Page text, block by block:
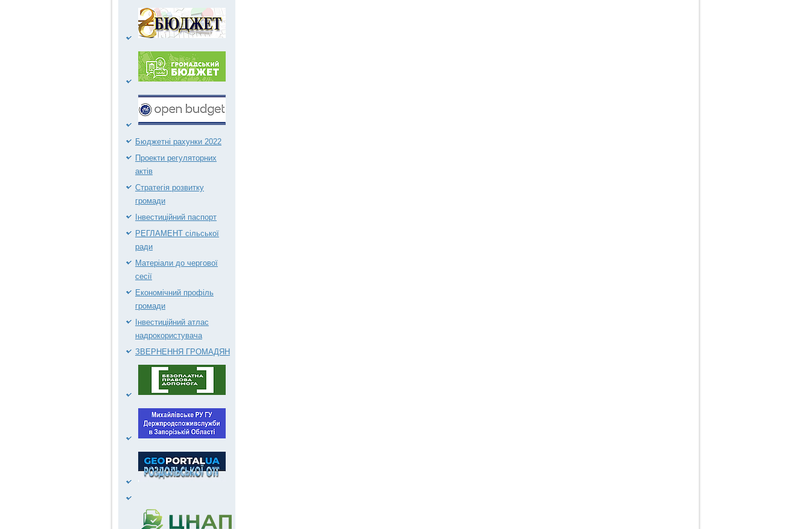
Бюджетні рахунки 2022
Проекти регуляторних
актів
Стратегія розвитку
громади
Інвестиційний паспорт
РЕГЛАМЕНТ сільської
ради
Матеріали до чергової
сесії
Економічний профіль
громади
Інвестиційний атлас
надрокористувача
ЗВЕРНЕННЯ ГРОМАДЯН